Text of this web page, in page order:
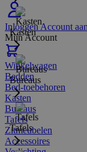
InloggenAccount
Mijn Account
Winkelwagen
Kasten
Bureaus
Tafels
Bedden
Bed-toebehoren
Kasten
Bureaus
Tafels
Zitmeubelen
Accessoires